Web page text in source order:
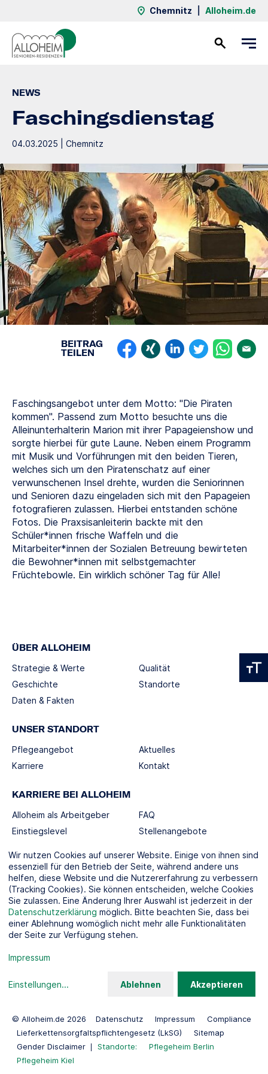
Chemnitz Alloheim.de
NEWS
Faschingsdienstag
04.03.2025 | Chemnitz
BEITRAG
TEILEN
Faschingsangebot unter dem Motto: "Die Piraten
kommen". Passend zum Motto besuchte uns die
Alleinunterhalterin Marion mit ihrer Papageienshow und
sorgte hierbei für gute Laune. Neben einem Programm
mit Musik und Vorführungen mit den beiden Tieren,
welches sich um den Piratenschatz auf einer
verwunschenen Insel drehte, wurden die Seniorinnen
und Senioren dazu eingeladen sich mit den Papageien
fotografieren zulassen. Hierbei entstanden schöne
Fotos. Die Praxsisanleiterin backte mit den
Schüler*innen frische Waffeln und die
Mitarbeiter*innen der Sozialen Betreuung bewirteten
die Bewohner*innen mit selbstgemachter
Früchtebowle. Ein wirklich schöner Tag für Alle!
ÜBER ALLOHEIM
Strategie & Werte
Geschichte
Daten & Fakten
Qualität
Standorte
UNSER STANDORT
Pflegeangebot
Karriere
Aktuelles
Kontakt
KARRIERE BEI ALLOHEIM
Alloheim als Arbeitgeber
Einstiegslevel
FAQ
Stellenangebote
SOCIAL MEDIA
KOOPERATIONSPARTNER
© Alloheim.de 2026 Datenschutz Impressum
Compliance
Lieferkettensorgfaltspflichtengesetz (LkSG)
Sitemap
Gender Disclaimer
Standorte:
Pflegeheim Berlin
Pflegeheim Kiel
Wir nutzen Cookies auf unserer Website. Einige von ihnen sind
essenziell für den Betrieb der Seite, während andere uns
helfen, diese Website und die Nutzererfahrung zu verbessern
(Tracking Cookies). Sie können entscheiden, welche Cookies
Sie zulassen. Eine Änderung Ihrer Auswahl ist jederzeit in der
Datenschutzerklärung möglich. Bitte beachten Sie, dass bei
einer Ablehnung womöglich nicht mehr alle Funktionalitäten
der Seite zur Verfügung stehen.
Impressum
Einstellungen... Ablehnen Akzeptieren